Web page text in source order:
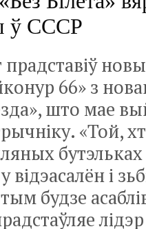
ў СССР
прадставіў
66» з
што мае
«Той,
і
будзе
лідэр